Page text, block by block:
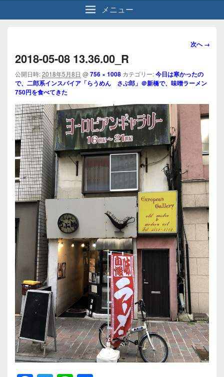
メニュー
画
ビ
ゲ
シ
次へ →
2018-05-08 13.36.00_R
公開日時:2018年5月8日 @756 × 1008 カテゴリー:今日は寒かったの
で、二郎系インスパイア「らうめん さぶ郎」＠新橋で、味噌ラーメン
750円を食べてきた